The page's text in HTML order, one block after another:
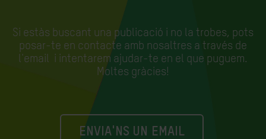
Si estàs buscant una publicació i no la trobes, pots
posar-te en contacte amb nosaltres a través de
l'email i intentarem ajudar-te en el que puguem.
Moltes gràcies!
ENVIA'NS UN EMAIL